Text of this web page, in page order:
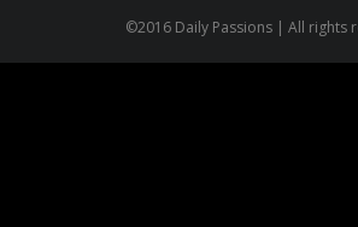
©2016 Daily Passions | All rights